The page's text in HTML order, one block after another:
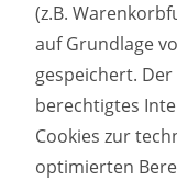
(z.B.
auf Grundlage
gespeichert.
berechtigtes
Cookies zur
optimierten